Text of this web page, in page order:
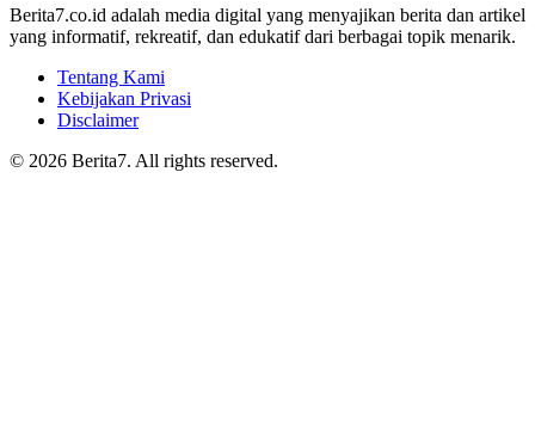
Berita7.co.id adalah media digital yang menyajikan berita dan artikel
yang informatif, rekreatif, dan edukatif dari berbagai topik menarik.
Tentang Kami
Kebijakan Privasi
Disclaimer
© 2026 Berita7. All rights reserved.